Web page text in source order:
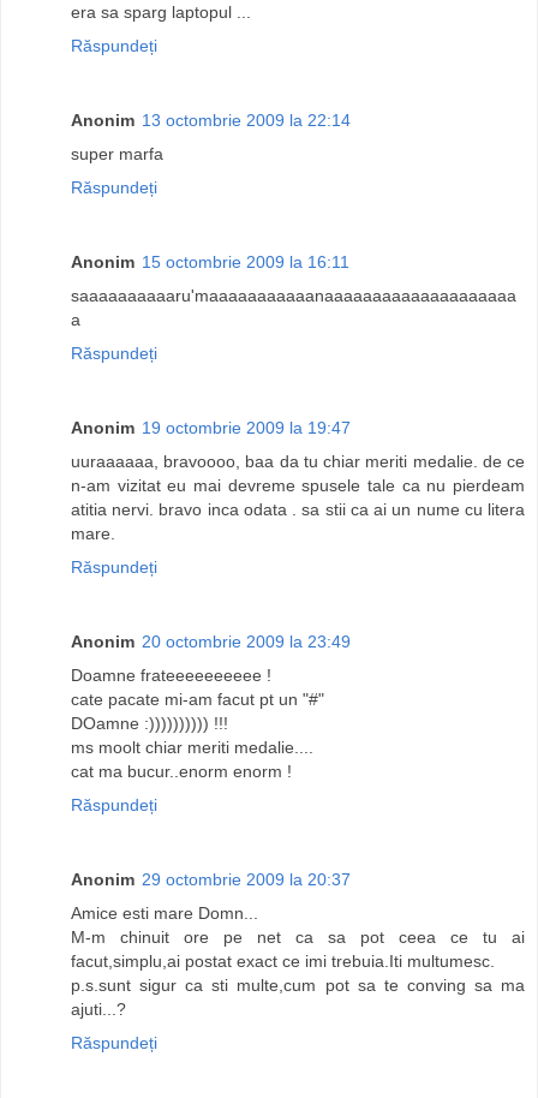
era sa sparg laptopul ...
Răspundeți
Anonim 13 octombrie 2009 la 22:14
super marfa
Răspundeți
Anonim 15 octombrie 2009 la 16:11
saaaaaaaaaaru'maaaaaaaaaaanaaaaaaaaaaaaaaaaaaaa
a
Răspundeți
Anonim 19 octombrie 2009 la 19:47
uuraaaaaa, bravoooo, baa da tu chiar meriti medalie. de ce
n-am vizitat eu mai devreme spusele tale ca nu pierdeam
atitia nervi. bravo inca odata . sa stii ca ai un nume cu litera
mare.
Răspundeți
Anonim 20 octombrie 2009 la 23:49
Doamne frateeeeeeeeee !
cate pacate mi-am facut pt un "#"
DOamne :)))))))))) !!!
ms moolt chiar meriti medalie....
cat ma bucur..enorm enorm !
Răspundeți
Anonim 29 octombrie 2009 la 20:37
Amice esti mare Domn...
M-m chinuit ore pe net ca sa pot ceea ce tu ai
facut,simplu,ai postat exact ce imi trebuia.Iti multumesc.
p.s.sunt sigur ca sti multe,cum pot sa te conving sa ma
ajuti...?
Răspundeți